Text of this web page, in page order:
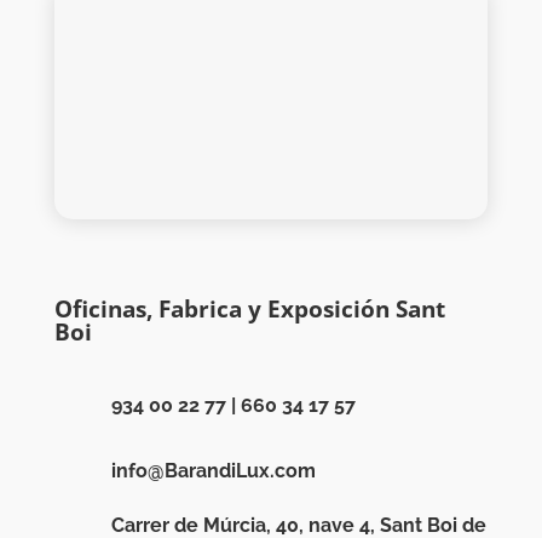
Oficinas, Fabrica y Exposición Sant
Boi
934 00 22 77| 660 34 17 57
info@BarandiLux.com
Carrer de Múrcia, 40, nave 4, Sant Boi de